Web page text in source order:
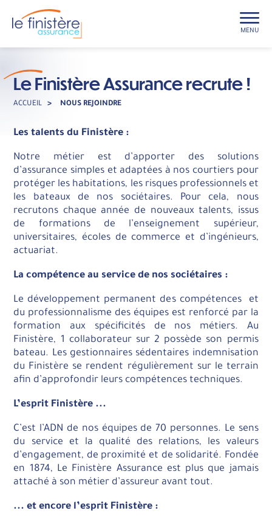
MENU
Le Finistère Assurance recrute !
ACCUEIL > NOUS REJOINDRE
Les talents du Finistère :
Notre métier est d’apporter des solutions
d’assurance simples et adaptées à nos courtiers pour
protéger les habitations, les risques professionnels et
les bateaux de nos sociétaires. Pour cela, nous
recrutons chaque année de nouveaux talents, issus
de formations de l’enseignement supérieur,
universitaires, écoles de commerce et d’ingénieurs,
actuariat.
La compétence au service de nos sociétaires :
Le développement permanent des compétences et
du professionnalisme des équipes est renforcé par la
formation aux spécificités de nos métiers. Au
Finistère, 1 collaborateur sur 2 possède son permis
bateau. Les gestionnaires sédentaires indemnisation
du Finistère se rendent régulièrement sur le terrain
afin d’approfondir leurs compétences techniques.
L’esprit Finistère ...
C’est l’ADN de nos équipes de 70 personnes. Le sens
du service et la qualité des relations, les valeurs
d’engagement, de proximité et de solidarité. Fondée
en 1874, Le Finistère Assurance est plus que jamais
attaché à son métier d’assureur avant tout.
... et encore l’esprit Finistère :